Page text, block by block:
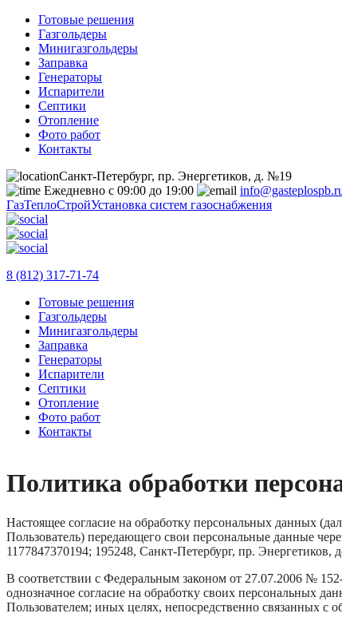
Готовые решения
Газгольдеры
Минигазгольдеры
Заправка
Генераторы
Испарители
Септики
Отопление
Фото работ
Контакты
Санкт-Петербург, пр. Энергетиков, д. №19
Ежедневно с 09:00 до 19:00
ГазТеплоСтройУстановка систем газоснабжения
8 (812) 317-71-74
Готовые решения
Газгольдеры
Минигазгольдеры
Заправка
Генераторы
Испарители
Септики
Отопление
Фото работ
Контакты
Политика обработки
Настоящее согласие на обработку персональных данных
Пользователь) передающего свои персональные данные
1177847370194; 195248, Санкт-Петербург, пр.
В соответствии с Федеральным законом от 27.07.2006 №
однозначное согласие на обработку своих персональных
Пользователем; иных целях, непосредственно связанных с